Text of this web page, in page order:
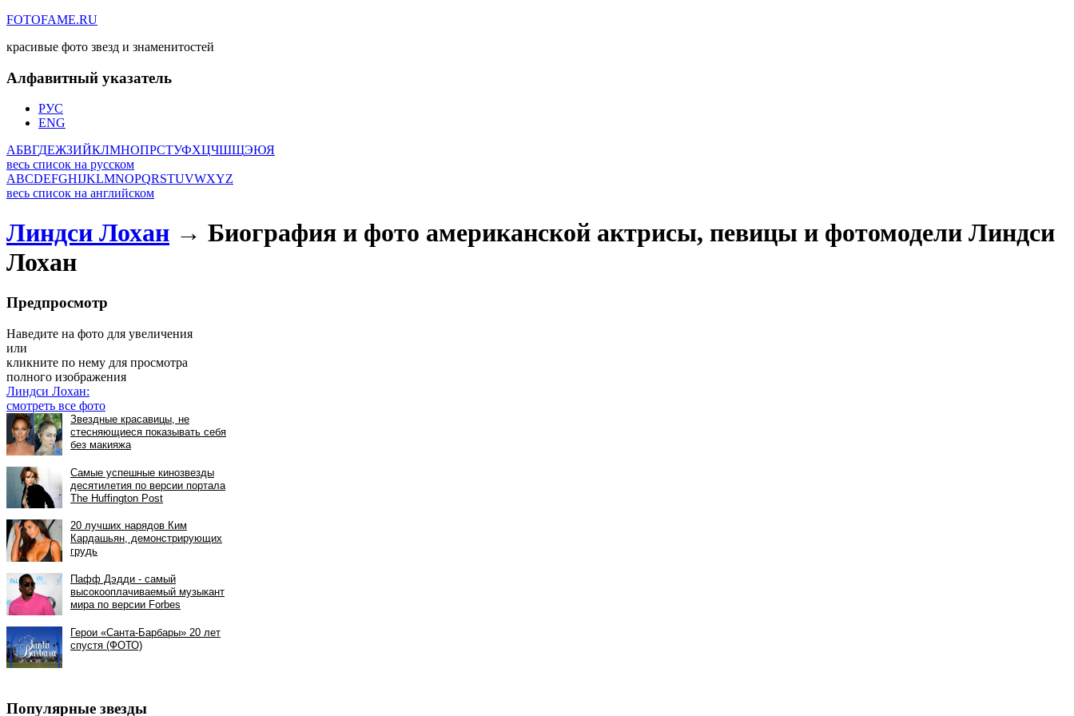
FOTOFAME.RU
красивые фото звезд и знаменитостей
Алфавитный указатель
РУС
ENG
АБВГДЕЖЗИЙКЛМНОПРСТУФХЦЧШЩЭЮЯ
весь список на русском
ABCDEFGHIJKLMNOPQRSTUVWXYZ
весь список на английском
Линдси Лохан → Биография и фото американской актрисы, певицы и фотомодели Линдси
Лохан
Предпросмотр
Наведите на фото для увеличения
или
кликните по нему для просмотра
полного изображения
Линдси Лохан:
смотреть все фото
Популярные звезды